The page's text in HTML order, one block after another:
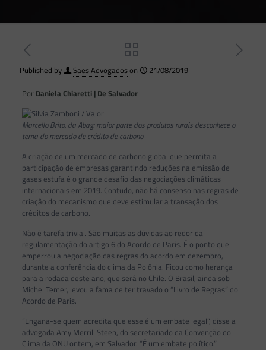
Published by Saes Advogadoson
21/08/2019
Por Daniela Chiaretti | De Salvador
Marcello Brito, da Abag: maior parte dos produtos rurais desconhece o
tema do mercado de crédito de carbono
A criação de um mercado de carbono global que permita a
participação de empresas garantindo reduções na emissão de
gases estufa é o grande desafio das negociações climáticas
internacionais em 2019. Contudo, não há consenso nas regras de
criação do mecanismo que deve estimular a transação dos
créditos de carbono.
Não é tarefa trivial. São muitas as dúvidas ao redor da
regulamentação do artigo 6 do Acordo de Paris. É o ponto que
emperrou a negociação das regras do acordo em dezembro,
durante a conferência do clima da Polônia. Ficou como herança
para a rodada deste ano, que será no Chile. O Brasil, ainda sob
Michel Temer, levou a fama de ter travado o “Livro de Regras” do
Acordo de Paris.
“Engana-se quem acredita que esse é um embate legal”, disse a
advogada Amy Merrill Steen, do secretariado da Convenção do
Clima da ONU ontem, em Salvador. “É um embate político.”